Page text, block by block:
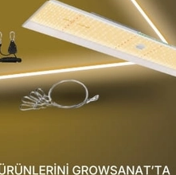
Fiyat Düşünce Haber Ver